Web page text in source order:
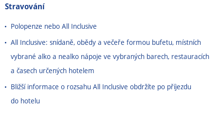
Stravování
Polopenze nebo All Inclusive
All Inclusive: snídaně, obědy a večeře formou bufetu, místních
vybrané alko a nealko nápoje ve vybraných barech, restauracích
a časech určených hotelem
Bližší informace o rozsahu All Inclusive obdržíte po příjezdu
do hotelu